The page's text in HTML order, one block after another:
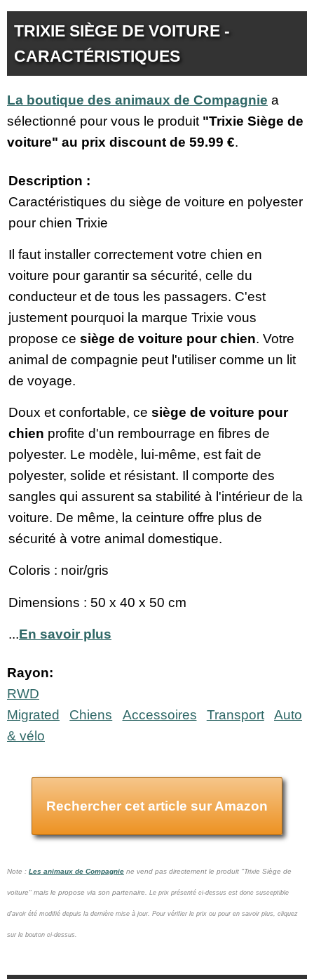
TRIXIE SIÈGE DE VOITURE -
CARACTÉRISTIQUES
La boutique des animaux de Compagnie a
sélectionné pour vous le produit "Trixie Siège de
voiture" au prix discount de 59.99 €.
Description :
Caractéristiques du siège de voiture en polyester
pour chien Trixie
Il faut installer correctement votre chien en
voiture pour garantir sa sécurité, celle du
conducteur et de tous les passagers. C'est
justement pourquoi la marque Trixie vous
propose ce siège de voiture pour chien. Votre
animal de compagnie peut l'utiliser comme un lit
de voyage.
Doux et confortable, ce siège de voiture pour
chien profite d'un rembourrage en fibres de
polyester. Le modèle, lui-même, est fait de
polyester, solide et résistant. Il comporte des
sangles qui assurent sa stabilité à l'intérieur de la
voiture. De même, la ceinture offre plus de
sécurité à votre animal domestique.
Coloris : noir/gris
Dimensions : 50 x 40 x 50 cm
...En savoir plus
Rayon:
RWD
Migrated
Chiens Accessoires Transport
Auto
& vélo
Rechercher cet article sur Amazon
Note : Les animaux de Compagnie ne vend pas directement le produit "Trixie Siège de
voiture" mais le propose via son partenaire. Le prix présenté ci-dessus est donc susceptible
d'avoir été modifié depuis la dernière mise à jour. Pour vérifier le prix ou pour en savoir plus, cliquez
sur le bouton ci-dessus.